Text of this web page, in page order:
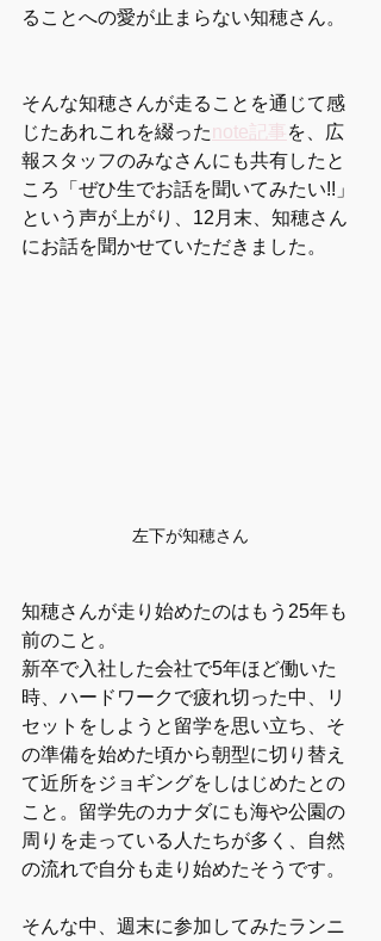
ることへの愛が止まらない知穂さん。
そんな知穂さんが走ることを通じて感
じたあれこれを綴ったnote記事 を、広
報スタッフのみなさんにも共有したと
ころ「ぜひ生でお話を聞いてみたい!!」
という声が上がり、12月末、知穂さん
にお話を聞かせていただきました。
左下が知穂さん
知穂さんが走り始めたのはもう25年も
前のこと。
新卒で入社した会社で5年ほど働いた
時、ハードワークで疲れ切った中、リ
セットをしようと留学を思い立ち、そ
の準備を始めた頃から朝型に切り替え
て近所をジョギングをしはじめたとの
こと。留学先のカナダにも海や公園の
周りを走っている人たちが多く、自然
の流れで自分も走り始めたそうです。
そんな中、週末に参加してみたランニ